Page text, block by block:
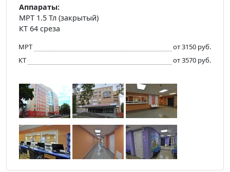
Аппараты:
МРТ 1.5 Тл (закрытый)
КТ 64 среза
МРТ
от 3150 руб.
КТ
от 3570 руб.